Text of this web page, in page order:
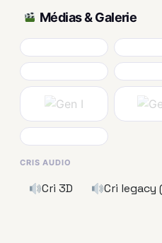
Médias & Galerie
CRIS AUDIO
Cri 3D Cri